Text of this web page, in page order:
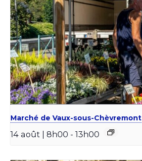
Marché de Vaux-sous-Chèvremont
14 août | 8h00 - 13h00